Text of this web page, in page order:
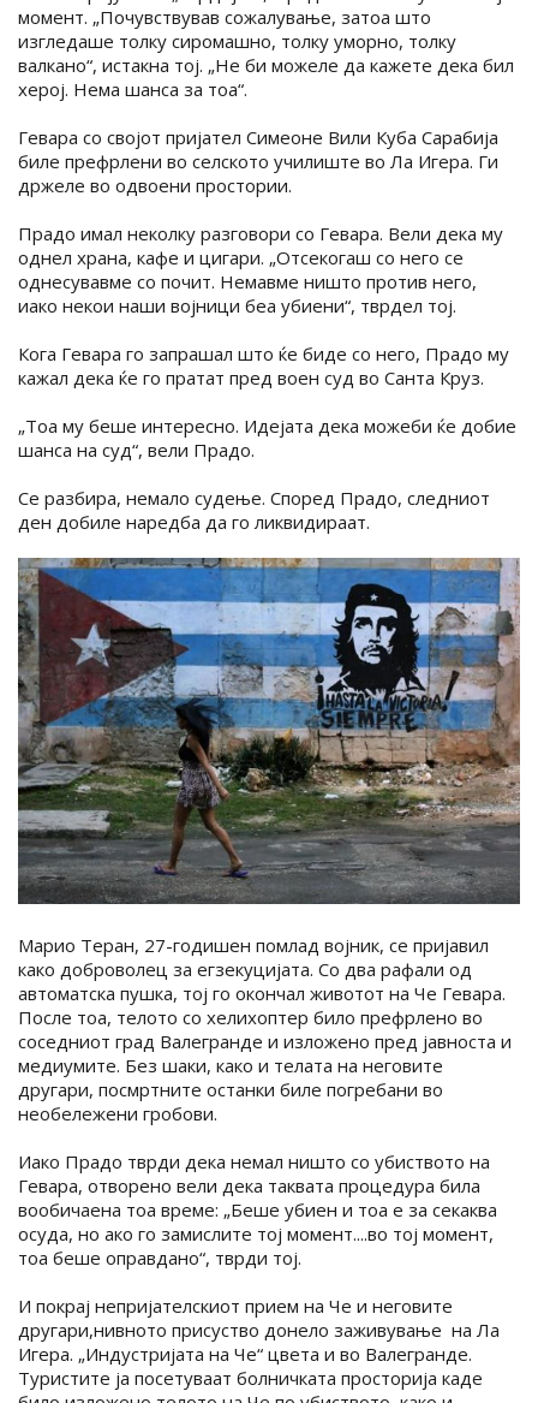
момент. „Почувствував сожалување, затоа што
изгледаше толку сиромашно, толку уморно, толку
валкано“, истакна тој. „Не би можеле да кажете дека бил
херој. Нема шанса за тоа“.
Гевара со својот пријател Симеоне Вили Куба Сарабија
биле префрлени во селското училиште во Ла Игера. Ги
држеле во одвоени простории.
Прадо имал неколку разговори со Гевара. Вели дека му
однел храна, кафе и цигари. „Отсекогаш со него се
однесувавме со почит. Немавме ништо против него,
иако некои наши војници беа убиени“, тврдел тој.
Кога Гевара го запрашал што ќе биде со него, Прадо му
кажал дека ќе го пратат пред воен суд во Санта Круз.
„Тоа му беше интересно. Идејата дека можеби ќе добие
шанса на суд“, вели Прадо.
Се разбира, немало судење. Според Прадо, следниот
ден добиле наредба да го ликвидираат.
Марио Теран, 27-годишен помлад војник, се пријавил
како доброволец за егзекуцијата. Со два рафали од
автоматска пушка, тој го окончал животот на Че Гевара.
После тоа, телото со хелихоптер било префрлено во
соседниот град Валегранде и изложено пред јавноста и
медиумите. Без шаки, како и телата на неговите
другари, посмртните останки биле погребани во
необележени гробови.
Иако Прадо тврди дека немал ништо со убиството на
Гевара, отворено вели дека таквата процедура била
вообичаена тоа време: „Беше убиен и тоа е за секаква
осуда, но ако го замислите тој момент....во тој момент,
тоа беше оправдано“, тврди тој.
И покрај непријателскиот прием на Че и неговите
другари,нивното присуство донело заживување на Ла
Игера. „Индустријата на Че“ цвета и во Валегранде.
Туристите ја посетуваат болничката просторија каде